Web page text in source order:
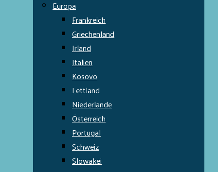
Europa
Frankreich
Griechenland
Irland
Italien
Kosovo
Lettland
Niederlande
Österreich
Portugal
Schweiz
Slowakei